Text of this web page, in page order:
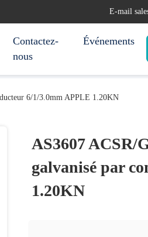
E-mail
Contactez-
nous
Événements
6/1/3.0mm APPLE 1.20KN
AS3607 ACSR/
galvanisé par
1.20KN